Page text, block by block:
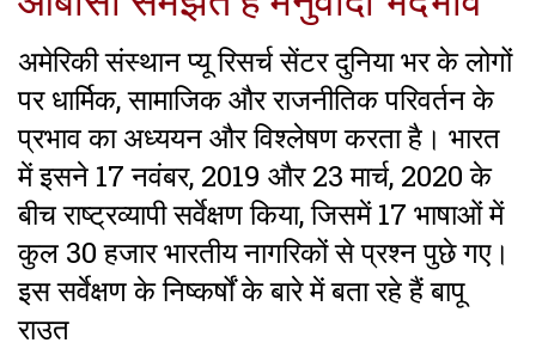
अमेरिकी संस्थान प्यू रिसर्च सेंटर दुनिया भर के लोगों
पर धार्मिक, सामाजिक और राजनीतिक परिवर्तन के
प्रभाव का अध्ययन और विश्लेषण करता है। भारत
में इसने 17 नवंबर, 2019 और 23 मार्च, 2020 के
बीच राष्ट्रव्यापी सर्वेक्षण किया, जिसमें 17 भाषाओं में
कुल 30 हजार भारतीय नागरिकों से प्रश्न पुछे गए।
इस सर्वेक्षण के निष्कर्षों के बारे में बता रहे हैं बापू
राउत